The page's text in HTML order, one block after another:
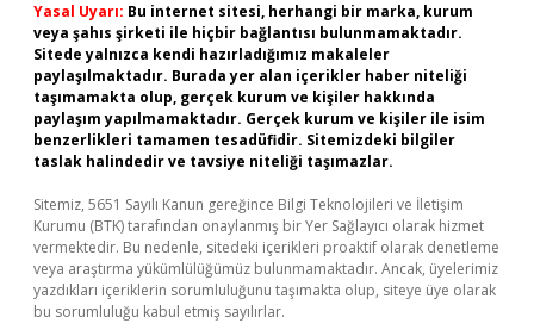
Yasal Uyarı: Bu internet sitesi, herhangi bir marka, kurum
veya şahıs şirketi ile hiçbir bağlantısı bulunmamaktadır.
Sitede yalnızca kendi hazırladığımız makaleler
paylaşılmaktadır. Burada yer alan içerikler haber niteliği
taşımamakta olup, gerçek kurum ve kişiler hakkında
paylaşım yapılmamaktadır. Gerçek kurum ve kişiler ile isim
benzerlikleri tamamen tesadüfidir. Sitemizdeki bilgiler
taslak halindedir ve tavsiye niteliği taşımazlar.
Sitemiz, 5651 Sayılı Kanun gereğince Bilgi Teknolojileri ve İletişim
Kurumu (BTK) tarafından onaylanmış bir Yer Sağlayıcı olarak hizmet
vermektedir. Bu nedenle, sitedeki içerikleri proaktif olarak denetleme
veya araştırma yükümlülüğümüz bulunmamaktadır. Ancak, üyelerimiz
yazdıkları içeriklerin sorumluluğunu taşımakta olup, siteye üye olarak
bu sorumluluğu kabul etmiş sayılırlar.